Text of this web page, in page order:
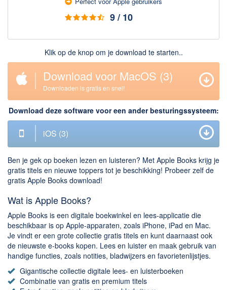
Nieuwslezers (Downloaden via usenet)
Onderhoud & Veiligheid
Computer opschonen
Productiviteit
Adresboek en contacten
Planning en organisatie
Tekst en Administratie
Algemeen
Chatten en bellen
Dating apps
Parkeer apps
Rar en Zip (Compressie - Unzip)
Shopping
9 / 10
Klik op de knop om je download te starten..
Download voor MacOS (2)
Downloaden is gratis en snel!
Download deze software voor een ander besturingssysteem:
iOS (2)
Ben je gek op boeken lezen en luisteren? Met Apple Books krijg je
gratis titels en nieuwe toppers tot je beschikking! Probeer zelf de
gratis Apple Books download!
Wat is Apple Books?
Apple Books is een digitale boekwinkel en lees-applicatie die
beschikbaar is op Apple-apparaten, zoals iPhone, iPad en Mac.
Je vindt er een grote collectie gratis titels en kunt daarnaast ook
de nieuwste e-books kopen. Lees en luister en maak gebruik van
handige functies, zoals notities, bladwijzers en favorietenlijstjes.
Gigantische collectie digitale lees- en luisterboeken
Combinatie van gratis en premium titels